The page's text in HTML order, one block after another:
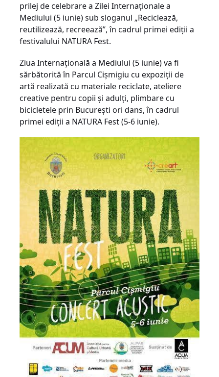
prilej de celebrare a Zilei Internaționale a
Mediului (5 iunie) sub sloganul „Reciclează,
reutilizează, recreează”, în cadrul primei ediții a
festivalului NATURA Fest.
Ziua Internațională a Mediului (5 iunie) va fi
sărbătorită în Parcul Cișmigiu cu expoziții de
artă realizată cu materiale reciclate, ateliere
creative pentru copii și adulți, plimbare cu
bicicletele prin București ori dans, în cadrul
primei ediții a NATURA Fest (5-6 iunie).